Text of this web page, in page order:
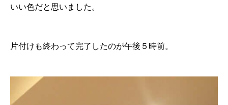
いい色だと思いました。
片付けも終わって完了したのが午後５時前。